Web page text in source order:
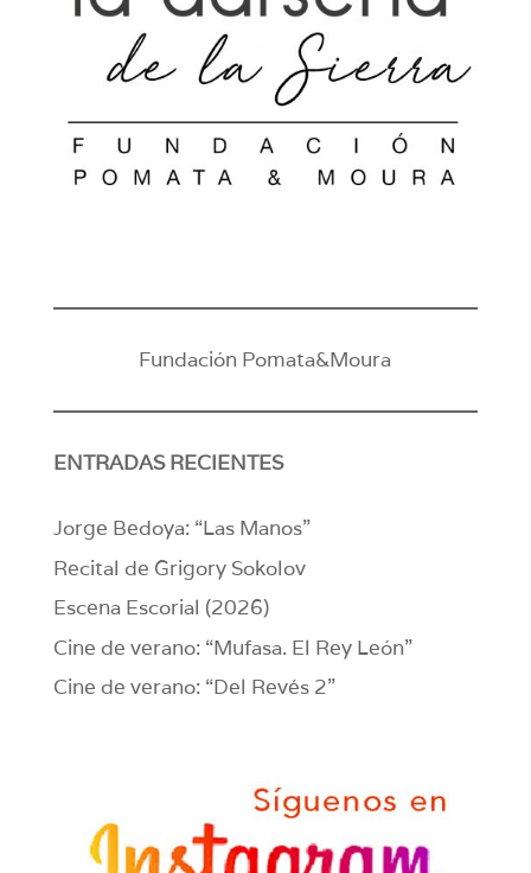
Fundación Pomata&Moura
ENTRADAS RECIENTES
Jorge Bedoya: “Las Manos”
Recital de Grigory Sokolov
Escena Escorial (2026)
Cine de verano: “Mufasa. El Rey León”
Cine de verano: “Del Revés 2”